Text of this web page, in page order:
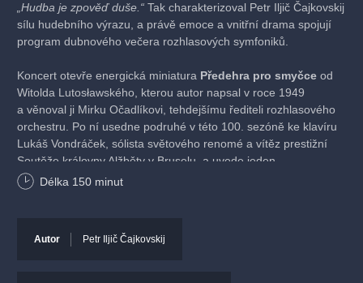
„Hudba je zpověď duše.“ Tak charakterizoval Petr Iljič Čajkovskij
sílu hudebního výrazu, a právě emoce a vnitřní drama spojují
program dubnového večera rozhlasových symfoniků.
Koncert otevře energická miniatura Předehra pro smyčce od
Witolda Lutosławského, kterou autor napsal v roce 1949
a věnoval ji Mirku Očadlíkovi, tehdejšímu řediteli rozhlasového
orchestru. Po ní usedne podruhé v této 100. sezóně ke klavíru
Lukáš Vondráček, sólista světového renomé a vítěz prestižní
Soutěže královny Alžběty v Bruselu, a uvede jeden
z nejpopulárnějších koncertů klavírní literatury -
hudebních emocí.
Délka 150 minut
Autor Petr Iljič Čajkovskij